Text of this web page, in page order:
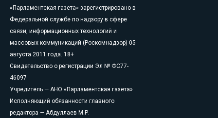
«Парламентская газета» зарегистрировано в
Федеральной службе по надзору в сфере
связи, информационных технологий и
массовых коммуникаций (Роскомнадзор) 05
августа 2011 года. 18+
Свидетельство о регистрации Эл № ФС77-
46097
Учредитель — АНО «Парламентская газета»
Исполняющий обязанности главного
редактора — Абдуллаев М.Р.